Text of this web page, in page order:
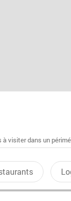
visiter dans un